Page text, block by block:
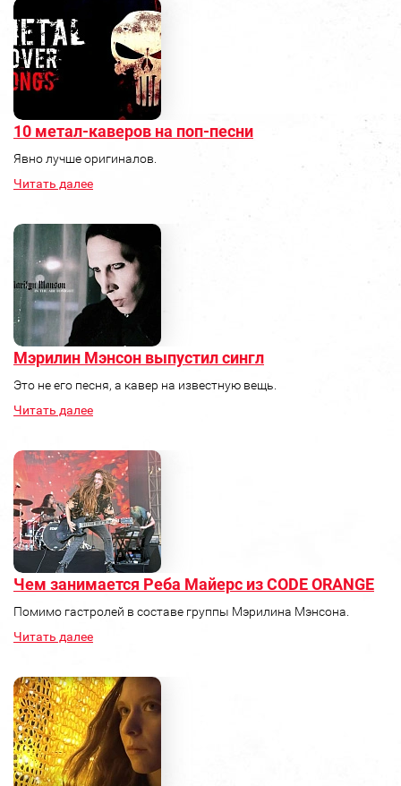
10 метал-каверов на поп-песни
Явно лучше оригиналов.
Читать далее
Мэрилин Мэнсон выпустил сингл
Это не его песня, а кавер на известную вещь.
Читать далее
Чем занимается Реба Майерс из CODE ORANGE
Помимо гастролей в составе группы Мэрилина Мэнсона.
Читать далее